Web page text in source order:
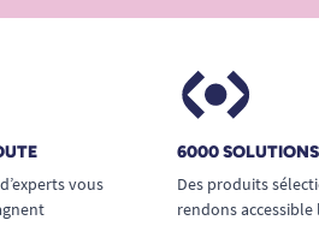
vous
6000
Des produits
rendons